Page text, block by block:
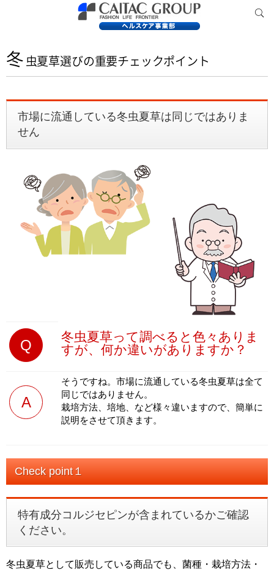
冬 虫夏草選びの重要チェックポイント
市場に流通している冬虫夏草は同じではありま
せん
Q
冬虫夏草って調べると色々ありま
すが、何か違いがありますか？
A
そうですね。市場に流通している冬虫夏草は全て
同じではありません。
栽培方法、培地、など様々違いますので、簡単に
説明をさせて頂きます。
Check point１
特有成分コルジセピンが含まれているかご確認
ください。
冬虫夏草として販売している商品でも、菌種・栽培方法・